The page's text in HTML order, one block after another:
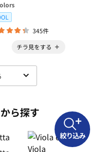
345件
チラ見をする
ら探す
絞り込み